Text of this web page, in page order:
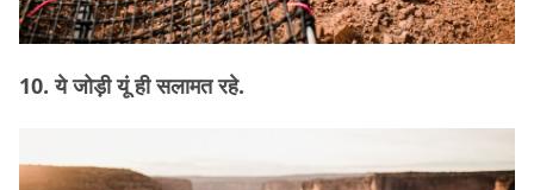
10. ये जोड़ी यूं ही सलामत रहे.